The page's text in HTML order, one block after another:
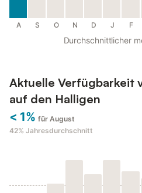
A S O N D J F
Durchschnittlicher
Aktuelle Verfügbarkeit
auf den Halligen
< 1% für August
42% Jahresdurchschnitt